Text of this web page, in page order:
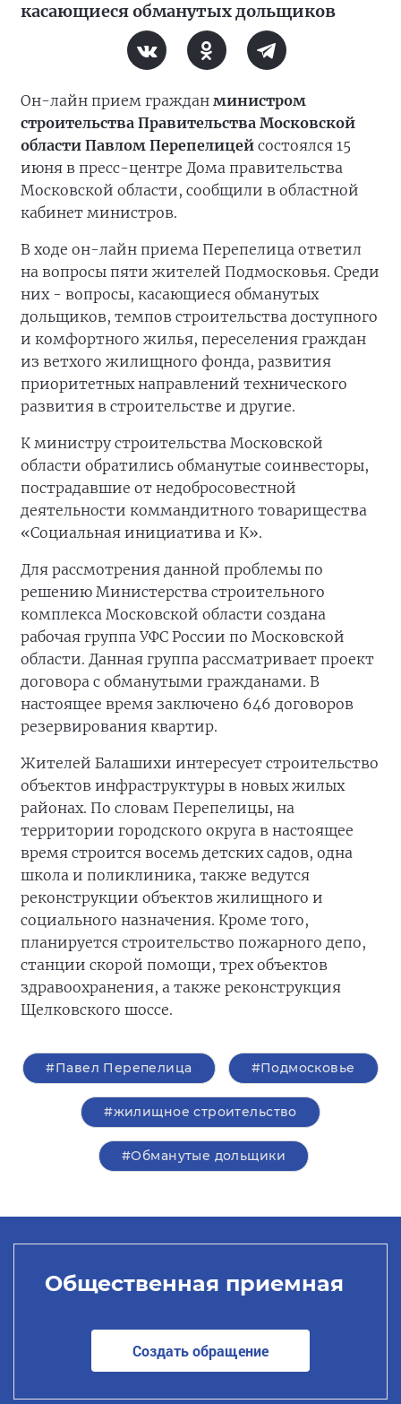
касающиеся обманутых дольщиков
Он-лайн прием граждан министром
строительства Правительства Московской
области Павлом Перепелицей состоялся 15
июня в пресс-центре Дома правительства
Московской области, сообщили в областной
кабинет министров.
В ходе он-лайн приема Перепелица ответил
на вопросы пяти жителей Подмосковья. Среди
них - вопросы, касающиеся обманутых
дольщиков, темпов строительства доступного
и комфортного жилья, переселения граждан
из ветхого жилищного фонда, развития
приоритетных направлений технического
развития в строительстве и другие.
К министру строительства Московской
области обратились обманутые соинвесторы,
пострадавшие от недобросовестной
деятельности коммандитного товарищества
«Социальная инициатива и К».
Для рассмотрения данной проблемы по
решению Министерства строительного
комплекса Московской области создана
рабочая группа УФС России по Московской
области. Данная группа рассматривает проект
договора с обманутыми гражданами. В
настоящее время заключено 646 договоров
резервирования квартир.
Жителей Балашихи интересует строительство
объектов инфраструктуры в новых жилых
районах. По словам Перепелицы, на
территории городского округа в настоящее
время строится восемь детских садов, одна
школа и поликлиника, также ведутся
реконструкции объектов жилищного и
социального назначения. Кроме того,
планируется строительство пожарного депо,
станции скорой помощи, трех объектов
здравоохранения, а также реконструкция
Щелковского шоссе.
#Павел Перепелица #Подмосковье
#жилищное строительство
#Обманутые дольщики
Общественная приемная
Создать обращение